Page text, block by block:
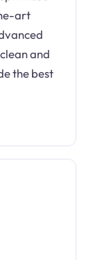
art
and
the best